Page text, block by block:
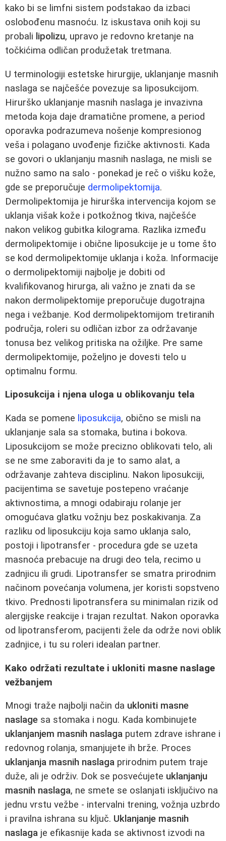
kako bi se limfni sistem podstakao da izbaci
oslobođenu masnoću. Iz iskustava onih koji su
probali lipolizu, upravo je redovno kretanje na
točkićima odličan produžetak tretmana.
U terminologiji estetske hirurgije, uklanjanje masnih
naslaga se najčešće povezuje sa liposukcijom.
Hirurško uklanjanje masnih naslaga je invazivna
metoda koja daje dramatične promene, a period
oporavka podrazumeva nošenje kompresionog
veša i polagano uvođenje fizičke aktivnosti. Kada
se govori o uklanjanju masnih naslaga, ne misli se
nužno samo na salo - ponekad je reč o višku kože,
gde se preporučuje dermolipektomija.
Dermolipektomija je hirurška intervencija kojom se
uklanja višak kože i potkožnog tkiva, najčešće
nakon velikog gubitka kilograma. Razlika između
dermolipektomije i obične liposukcije je u tome što
se kod dermolipektomije uklanja i koža. Informacije
o dermolipektomiji najbolje je dobiti od
kvalifikovanog hirurga, ali važno je znati da se
nakon dermolipektomije preporučuje dugotrajna
nega i vežbanje. Kod dermolipektomijom tretiranih
područja, roleri su odličan izbor za održavanje
tonusa bez velikog pritiska na ožiljke. Pre same
dermolipektomije, poželjno je dovesti telo u
optimalnu formu.
Liposukcija i njena uloga u oblikovanju tela
Kada se pomene liposukcija, obično se misli na
uklanjanje sala sa stomaka, butina i bokova.
Liposukcijom se može precizno oblikovati telo, ali
se ne sme zaboraviti da je to samo alat, a
održavanje zahteva disciplinu. Nakon liposukciji,
pacijentima se savetuje postepeno vraćanje
aktivnostima, a mnogi odabiraju rolanje jer
omogućava glatku vožnju bez poskakivanja. Za
razliku od liposukciju koja samo uklanja salo,
postoji i lipotransfer - procedura gde se uzeta
masnoća prebacuje na drugi deo tela, recimo u
zadnjicu ili grudi. Lipotransfer se smatra prirodnim
načinom povećanja volumena, jer koristi sopstveno
tkivo. Prednosti lipotransfera su minimalan rizik od
alergijske reakcije i trajan rezultat. Nakon oporavka
od lipotransferom, pacijenti žele da održe novi oblik
zadnjice, i tu su roleri idealan partner.
Kako održati rezultate i ukloniti masne naslage
vežbanjem
Mnogi traže najbolji način da ukloniti masne
naslage sa stomaka i nogu. Kada kombinujete
uklanjanjem masnih naslaga putem zdrave ishrane i
redovnog rolanja, smanjujete ih brže. Proces
uklanjanja masnih naslaga prirodnim putem traje
duže, ali je održiv. Dok se posvećujete uklanjanju
masnih naslaga, ne smete se oslanjati isključivo na
jednu vrstu vežbe - intervalni trening, vožnja uzbrdo
i pravilna ishrana su ključ. Uklanjanje masnih
naslaga je efikasnije kada se aktivnost izvodi na